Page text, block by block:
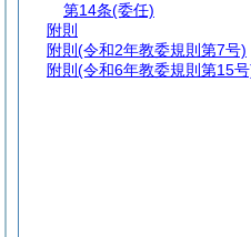
第14条(委任)
附則
附則 (令和2年教委規則第7号)
附則 (令和6年教委規則第15